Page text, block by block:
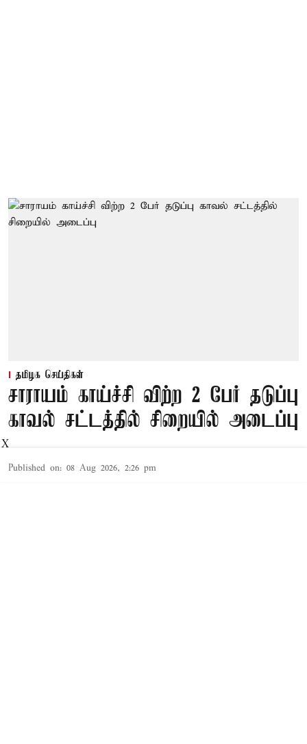
தமிழக செய்திகள்
சாராயம் காய்ச்சி விற்ற 2 பேர் தடுப்பு
காவல் சட்டத்தில் சிறையில் அடைப்பு
Published on: 08 Aug 2026, 2:26 pm
X